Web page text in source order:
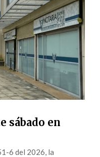
sábado en
6 del 2026, la